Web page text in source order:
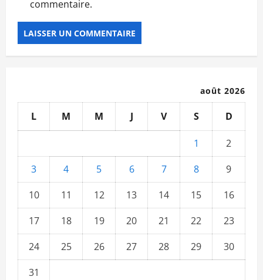
commentaire.
août 2026
L M M J V S D
1
2
3
4 5 6 7 8
9
10
11 12 13 14 15
16
17
18 19 20 21 22
23
24
25 26 27 28 29
30
31